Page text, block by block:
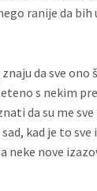
ranije da
da sve
s nekim
da su me
kad je to sve
neke nove